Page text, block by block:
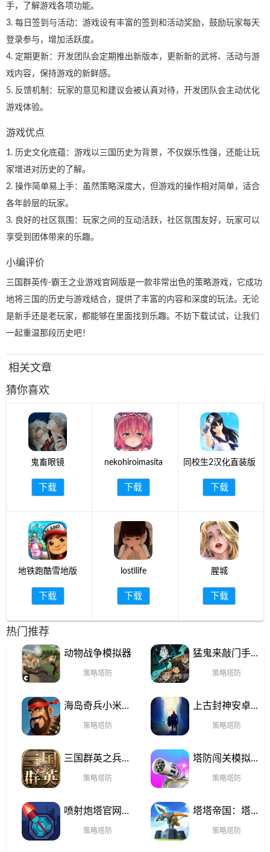
手，了解游戏各项功能。
3. 每日签到与活动：游戏设有丰富的签到和活动奖励，鼓励玩家每天
登录参与，增加活跃度。
4. 定期更新：开发团队会定期推出新版本，更新新的武将、活动与游
戏内容，保持游戏的新鲜感。
5. 反馈机制：玩家的意见和建议会被认真对待，开发团队会主动优化
游戏体验。
游戏优点
1. 历史文化底蕴：游戏以三国历史为背景，不仅娱乐性强，还能让玩
家增进对历史的了解。
2. 操作简单易上手：虽然策略深度大，但游戏的操作相对简单，适合
各年龄层的玩家。
3. 良好的社区氛围：玩家之间的互动活跃，社区氛围友好，玩家可以
享受到团体带来的乐趣。
小编评价
三国群英传-霸王之业游戏官网版是一款非常出色的策略游戏，它成功
地将三国的历史与游戏结合，提供了丰富的内容和深度的玩法。无论
是新手还是老玩家，都能够在里面找到乐趣。不妨下载试试，让我们
一起重温那段历史吧！
相关文章
猜你喜欢
鬼畜眼镜
下载
nekohiroimasita
下载
同校生2汉化直装版
下载
地铁跑酷雪地版
下载
lostllife
下载
腥城
下载
热门推荐
动物战争模拟器
策略塔防
猛鬼来敲门手游
策略塔防
海岛奇兵小米版
策略塔防
上古封神安卓手
策略塔防
三国群英之兵临
策略塔防
塔防闯关模拟器
策略塔防
喷射炮塔官网手
策略塔防
塔塔帝国：塔防
策略塔防